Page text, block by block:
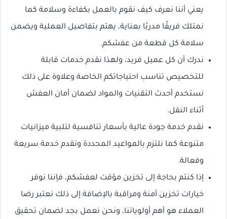
يعني أننا نعرف كيف نقوم بالعمل بكفاءة وسلامة كما
نمتلك فريقًا مدربًا بعناية، يهتم بتفاصيل العملية ويضمن
سلامة كل قطعة من عفشكم.
ندرك أن كل عميل فريد، ولهذا نقدم خدمات قابلة
للتخصيص تناسب احتياجاتكم الخاصة وعلاوة على ذلك
نستخدم أحدث التقنيات والمواد لضمان أمان العفش
أثناء النقل.
نقدم خدمة جودة عالية بأسعار تنافسية لتلبية ميزانيات
متنوعة كما نلتزم بالمواعيد المحددة ونقدم خدمة سريعة
وفعالة.
إذا كنتم بحاجة إلى تخزين مؤقت لعفشكم، فإننا نوفر
خيارات تخزين آمنة ومراقبة بالإضافة إلى ذلك نعتبر رضا
العملاء هو أهم أولوياتنا، ونحن نعمل بجد لضمان تحقيق